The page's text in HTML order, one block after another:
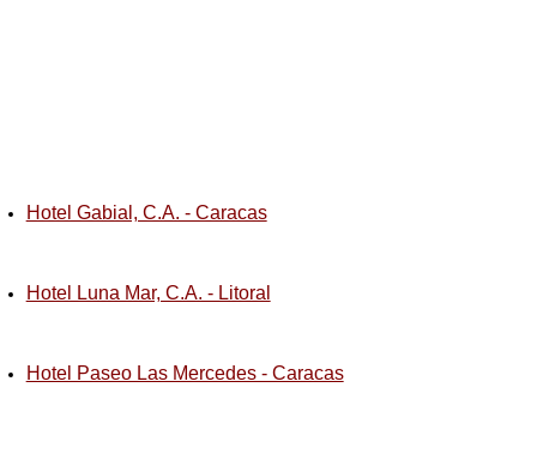
Hotel Gabial, C.A. - Caracas
Hotel Luna Mar, C.A. - Litoral
Hotel Paseo Las Mercedes - Caracas